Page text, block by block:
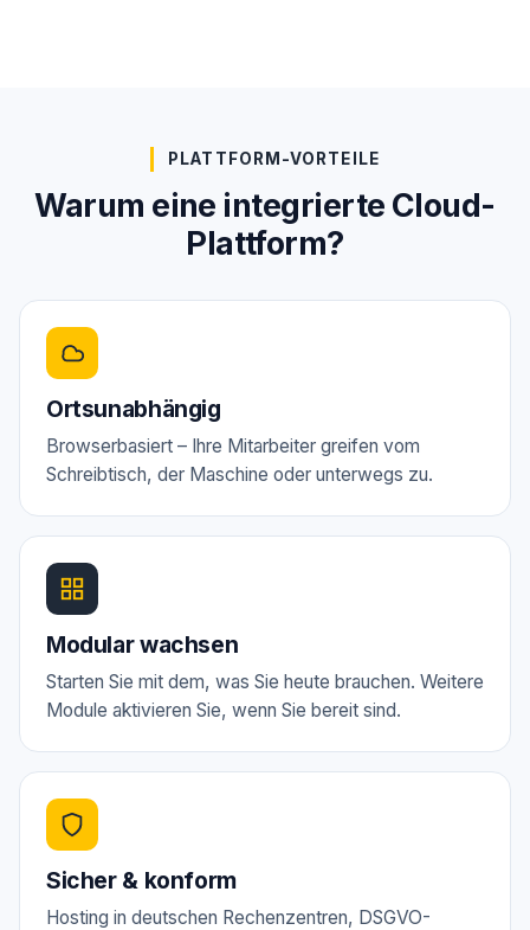
PLATTFORM-VORTEILE
Warum eine integrierte Cloud-
Plattform?
Ortsunabhängig
Browserbasiert – Ihre Mitarbeiter greifen vom
Schreibtisch, der Maschine oder unterwegs zu.
Modular wachsen
Starten Sie mit dem, was Sie heute brauchen. Weitere
Module aktivieren Sie, wenn Sie bereit sind.
Sicher & konform
Hosting in deutschen Rechenzentren, DSGVO-